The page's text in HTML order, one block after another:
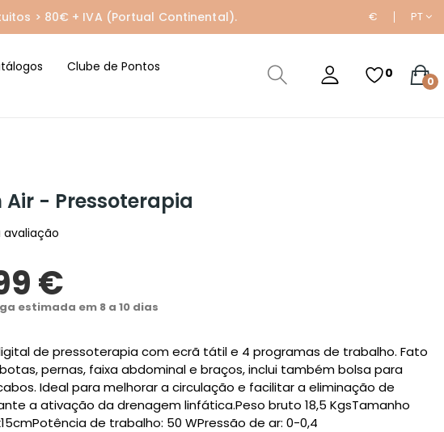
> 80€ + IVA (Portual Continental). € PT
Clube de Pontos
0
0
Air - Pressoterapia
avaliação
€
estimada em 8 a 10 dias
de pressoterapia com ecrã tátil e 4 programas de trabalho. Fato
pernas, faixa abdominal e braços, inclui também bolsa para
Ideal para melhorar a circulação e facilitar a eliminação de
a ativação da drenagem linfática.Peso bruto 18,5 KgsTamanho
de trabalho: 50 WPressão de ar: 0-0,4